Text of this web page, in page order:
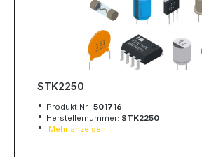
STK2250
Produkt Nr.: 501716
Herstellernummer: STK2250
Mehr anzeigen